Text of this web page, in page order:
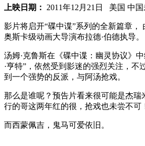
上映日期： 2011年12月21日 美国 中国
影片将启开“碟中谍”系列的全新篇章，
奥斯卡级动画大导演布拉德·伯德执导。
汤姆·克鲁斯在《碟中谍：幽灵协议》
·亨特”，依然受到影迷的强烈关注，不
到一个强势的反派，与阿汤抢戏。
那么是谁呢？预告片看来很可能是杰瑞
行的哥这两年红的很，抢戏也未尝不可
而西蒙佩吉，鬼马可爱依旧。